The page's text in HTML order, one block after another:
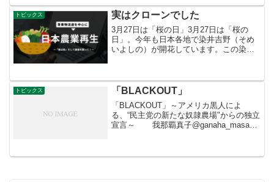
ていました。しかし9月16日から毎週木曜
日に美里...
トピックス 実はクローンでした
3月27日は「桜の日」3月27日は「桜の
日」。今年も日本各地で染井吉野（そめ
いよしの）が開花しています。この染井
を父とする雑種として生まれたそうで
す。同じ美しい花をもつ...
トピックス 「BLACKOUT」
「BLACKOUT」～アメリカ黒人によ
る、“民主党の新たな奴隷農場"からの独立
宣言～ 我那覇真子@ganaha_masako